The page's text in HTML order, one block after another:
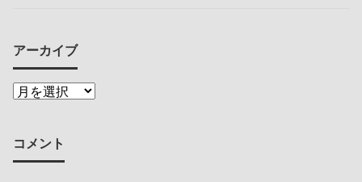
アーカイブ
コメント